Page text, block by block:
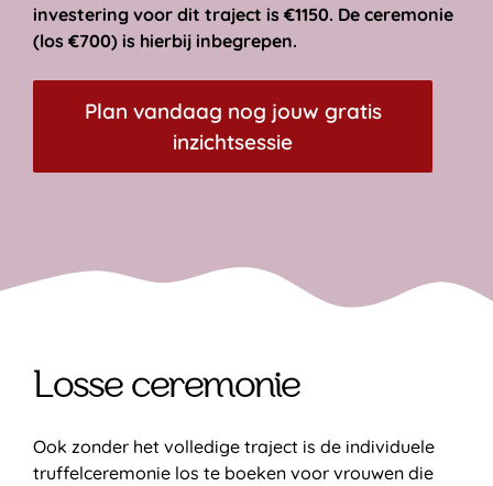
investering voor dit traject is €1150. De ceremonie
(los €700) is hierbij inbegrepen.
Plan vandaag nog jouw gratis
inzichtsessie
Losse ceremonie
Ook zonder het volledige traject is de individuele
truffelceremonie los te boeken voor vrouwen die